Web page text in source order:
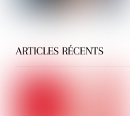
ARTICLES RÉCENTS